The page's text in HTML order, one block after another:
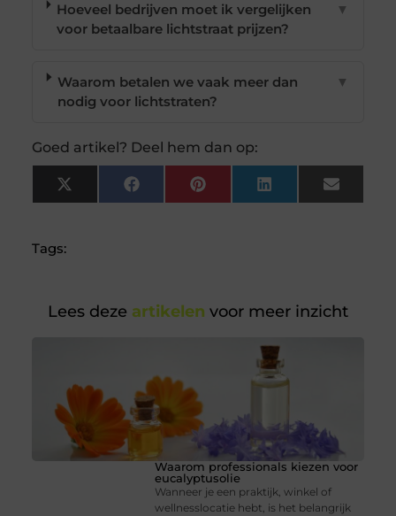
Hoeveel bedrijven moet ik vergelijken
voor betaalbare lichtstraat prijzen?
▼
Waarom betalen we vaak meer dan
nodig voor lichtstraten?
▼
Goed artikel? Deel hem dan op:
X
(Twitter)
FacebookPinterest LinkedIn Email
Tags:
Lees deze artikelen voor meer inzicht
Waarom professionals kiezen voor
eucalyptusolie
Wanneer je een praktijk, winkel of
wellnesslocatie hebt, is het belangrijk